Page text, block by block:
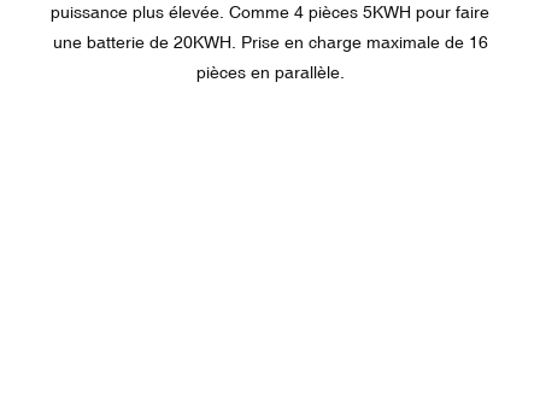
puissance plus élevée. Comme 4 pièces 5KWH pour faire
une batterie de 20KWH. Prise en charge maximale de 16
pièces en parallèle.